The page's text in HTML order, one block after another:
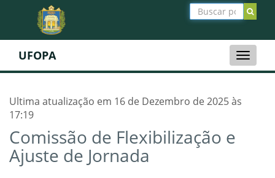
Toggle
UFOPA
Ultima atualização em 16 de Dezembro de 2025 às
17:19
Comissão de Flexibilização e
Ajuste de Jornada